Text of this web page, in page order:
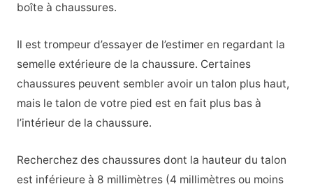
boîte à chaussures.
Il est trompeur d’essayer de l’estimer en regardant la
semelle extérieure de la chaussure. Certaines
chaussures peuvent sembler avoir un talon plus haut,
mais le talon de votre pied est en fait plus bas à
l’intérieur de la chaussure.
Recherchez des chaussures dont la hauteur du talon
est inférieure à 8 millimètres (4 millimètres ou moins